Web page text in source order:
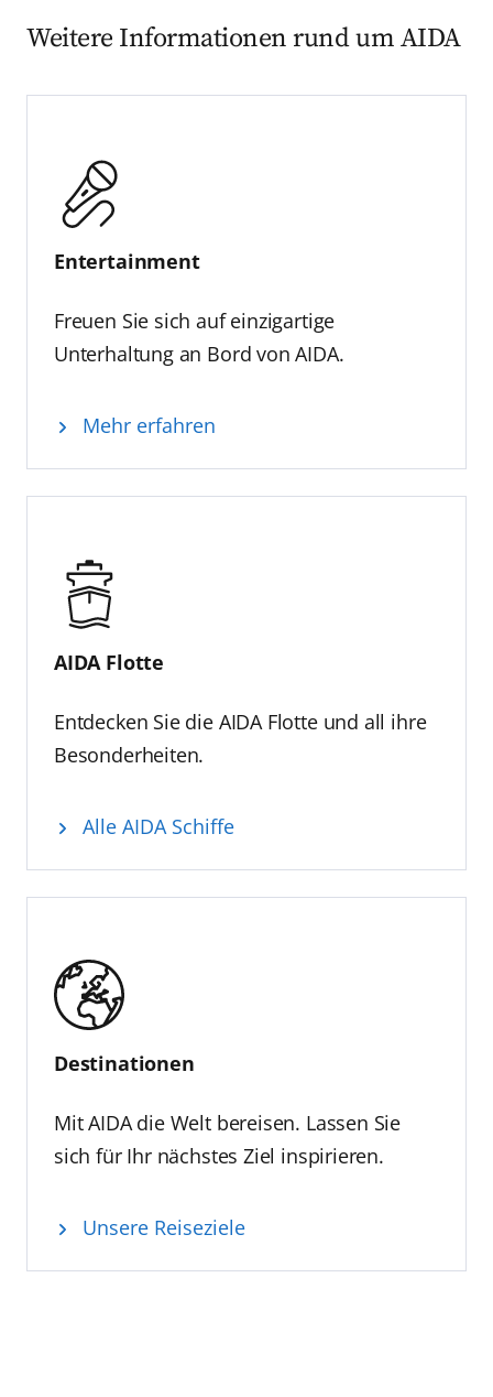
Weitere Informationen rund um AIDA
Entertainment
Freuen Sie sich auf einzigartige
Unterhaltung an Bord von AIDA.
Mehr erfahren
AIDA Flotte
Entdecken Sie die AIDA Flotte und all ihre
Besonderheiten.
Alle AIDA Schiffe
Destinationen
Mit AIDA die Welt bereisen. Lassen Sie
sich für Ihr nächstes Ziel inspirieren.
Unsere Reiseziele